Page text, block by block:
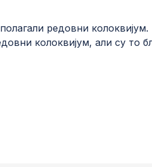
редовни колоквијум.
колоквијум, али су то